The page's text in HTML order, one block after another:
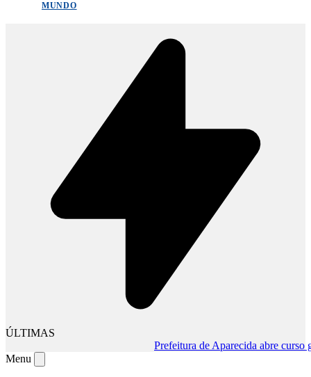
MUNDO
ÚLTIMAS
Prefeitura de Aparecida abre curso
Menu